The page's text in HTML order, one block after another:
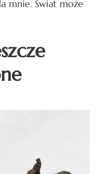
mnie. Świat może